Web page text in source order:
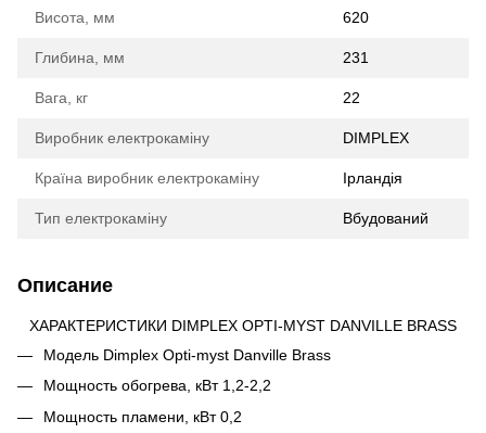
Висота, мм 620
Глибина, мм 231
Вага, кг 22
Виробник електрокаміну DIMPLEX
Країна виробник електрокаміну Ірландія
Тип електрокаміну Вбудований
Описание
ХАРАКТЕРИСТИКИ DIMPLEX OPTI-MYST DANVILLE BRASS
Модель Dimplex Opti-myst Danville Brass
Мощность обогрева, кВт 1,2-2,2
Мощность пламени, кВт 0,2